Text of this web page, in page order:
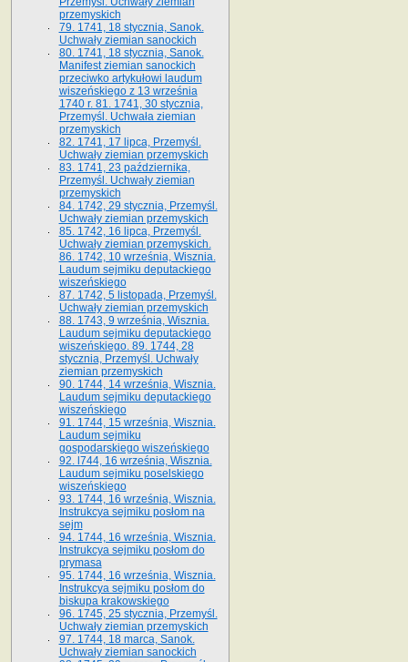
przemyskich
79. 1741, 18 stycznia, Sanok.
Uchwały ziemian sanockich
80. 1741, 18 stycznia, Sanok.
Manifest ziemian sanockich
przeciwko artykułowi laudum
wiszeńskiego z 13 wrze­śnia
1740 r. 81. 1741, 30 stycznia,
Przemyśl. Uchwała ziemian
przemyskich
82. 1741, 17 lipca, Przemyśl.
Uchwały ziemian przemyskich
83. 1741, 23 października,
Przemyśl. Uchwały ziemian
przemyskich
84. 1742, 29 stycznia, Przemyśl.
Uchwały ziemian przemyskich
85. 1742, 16 lipca, Przemyśl.
Uchwały ziemian przemyskich.
86. 1742, 10 września, Wisznia.
Laudum sejmiku deputackiego
wiszeńskiego
87. 1742, 5 listopada, Przemyśl.
Uchwały ziemian przemyskich
88. 1743, 9 września, Wisznia.
Laudum sejmiku deputackiego
wiszeńskiego. 89. 1744, 28
stycznia, Przemyśl. Uchwały
ziemian przemyskich
90. 1744, 14 września, Wisznia.
Laudum sejmiku deputackiego
wiszeńskiego
91. 1744, 15 września, Wisznia.
Laudum sejmiku
gospodarskiego wiszeńskiego
92. l744, 16 września, Wisznia.
Laudum sejmiku poselskiego
wiszeńskiego
93. 1744, 16 września, Wisznia.
Instrukcya sejmiku posłom na
sejm
94. 1744, 16 września, Wisznia.
Instrukcya sejmiku posłom do
prymasa
95. 1744, 16 września, Wisznia.
Instrukcya sejmiku posłom do
biskupa krakowskiego
96. 1745, 25 stycznia, Przemyśl.
Uchwały ziemian przemyskich
97. 1744, 18 marca, Sanok.
Uchwały ziemian sanockich